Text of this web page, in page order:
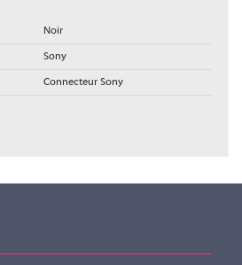
Noir
Sony
Connecteur Sony